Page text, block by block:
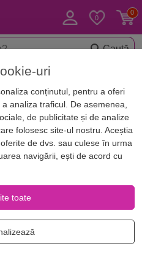
Caută
într-una dintre
Înălțarea
uri
conținutul, pentru a oferi
analiza traficul. De asemenea,
de publicitate și de analize
folosesc site-ul nostru. Aceștia
de dvs. sau culese în urma
navigării, ești de acord cu
toate